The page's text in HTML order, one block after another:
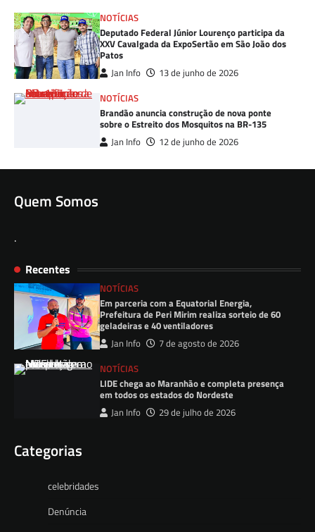
NOTÍCIAS
Deputado Federal Júnior Lourenço participa da
XXV Cavalgada da ExpoSertão em São João dos
Patos
Jan Info
13 de junho de 2026
NOTÍCIAS
Brandão anuncia construção de nova ponte
sobre o Estreito dos Mosquitos na BR-135
Jan Info 12 de junho de 2026
Quem Somos
.
Recentes
NOTÍCIAS
Em parceria com a Equatorial Energia,
Prefeitura de Peri Mirim realiza sorteio de 60
geladeiras e 40 ventiladores
Jan Info
7 de agosto de 2026
NOTÍCIAS
LIDE chega ao Maranhão e completa presença
em todos os estados do Nordeste
Jan Info 29 de julho de 2026
Categorias
celebridades
Denúncia